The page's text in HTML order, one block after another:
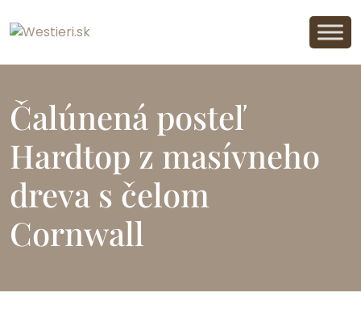
Čalúnená posteľ
Hardtop z masívneho
dreva s čelom
Cornwall